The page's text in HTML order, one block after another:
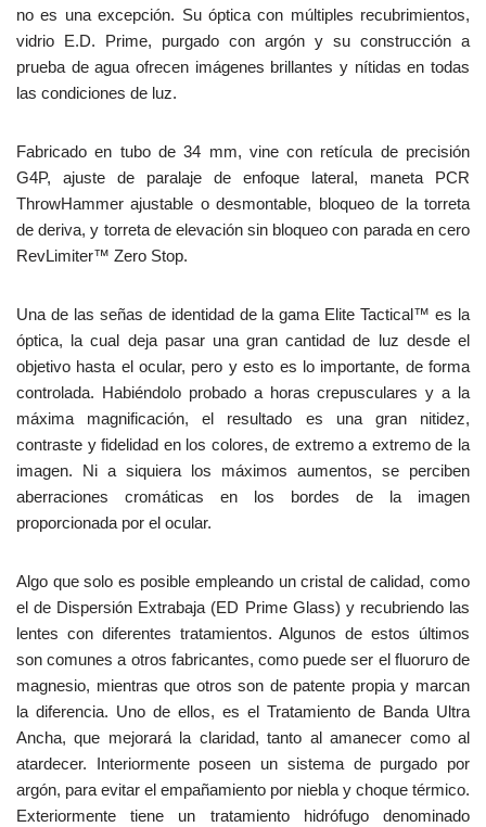
no es una excepción. Su óptica con múltiples recubrimientos,
vidrio E.D. Prime, purgado con argón y su construcción a
prueba de agua ofrecen imágenes brillantes y nítidas en todas
las condiciones de luz.
Fabricado en tubo de 34 mm, vine con retícula de precisión
G4P, ajuste de paralaje de enfoque lateral, maneta PCR
ThrowHammer ajustable o desmontable, bloqueo de la torreta
de deriva, y torreta de elevación sin bloqueo con parada en cero
RevLimiter™ Zero Stop.
Una de las señas de identidad de la gama Elite Tactical™ es la
óptica, la cual deja pasar una gran cantidad de luz desde el
objetivo hasta el ocular, pero y esto es lo importante, de forma
controlada. Habiéndolo probado a horas crepusculares y a la
máxima magnificación, el resultado es una gran nitidez,
contraste y fidelidad en los colores, de extremo a extremo de la
imagen. Ni a siquiera los máximos aumentos, se perciben
aberraciones cromáticas en los bordes de la imagen
proporcionada por el ocular.
Algo que solo es posible empleando un cristal de calidad, como
el de Dispersión Extrabaja (ED Prime Glass) y recubriendo las
lentes con diferentes tratamientos. Algunos de estos últimos
son comunes a otros fabricantes, como puede ser el fluoruro de
magnesio, mientras que otros son de patente propia y marcan
la diferencia. Uno de ellos, es el Tratamiento de Banda Ultra
Ancha, que mejorará la claridad, tanto al amanecer como al
atardecer. Interiormente poseen un sistema de purgado por
argón, para evitar el empañamiento por niebla y choque térmico.
Exteriormente tiene un tratamiento hidrófugo denominado